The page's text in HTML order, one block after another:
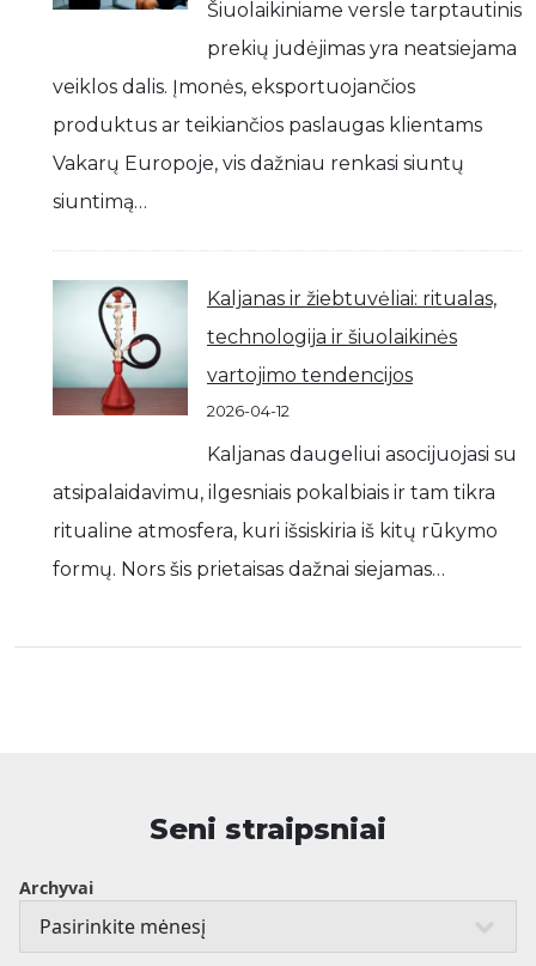
Šiuolaikiniame versle tarptautinis
prekių judėjimas yra neatsiejama
veiklos dalis. Įmonės, eksportuojančios
produktus ar teikiančios paslaugas klientams
Vakarų Europoje, vis dažniau renkasi siuntų
siuntimą…
Kaljanas ir žiebtuvėliai: ritualas,
technologija ir šiuolaikinės
vartojimo tendencijos
2026-04-12
Kaljanas daugeliui asocijuojasi su
atsipalaidavimu, ilgesniais pokalbiais ir tam tikra
ritualine atmosfera, kuri išsiskiria iš kitų rūkymo
formų. Nors šis prietaisas dažnai siejamas…
Seni straipsniai
Archyvai